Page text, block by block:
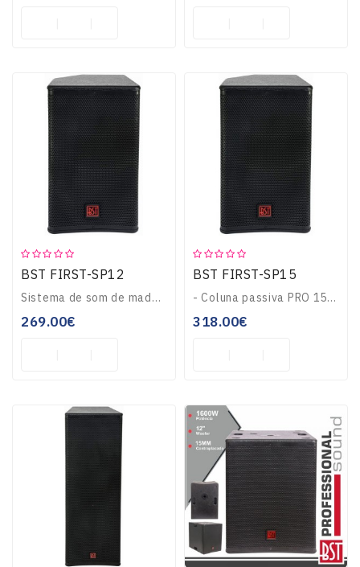
VIDEO-
MULTIMÉDIA
Teclados
OUTLET
BST FIRST-SP12
Sistema de som de madeira 8 "feito de MDF, 2 vias. Inclui 8" woofer e 3/4 "tweeter...
269.00€
BST FIRST-SP15
- Coluna passiva PRO 15" Full-Range- Potência RMS: 300Wrms (1200Wmáx)- Acabamento c/ pintura texturizada- Painel contraplacado 15mm, grelha metálica- Frequência..
318.00€